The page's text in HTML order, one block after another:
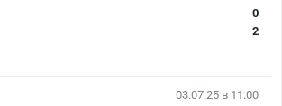
0
2
03.07.25 в 11:00